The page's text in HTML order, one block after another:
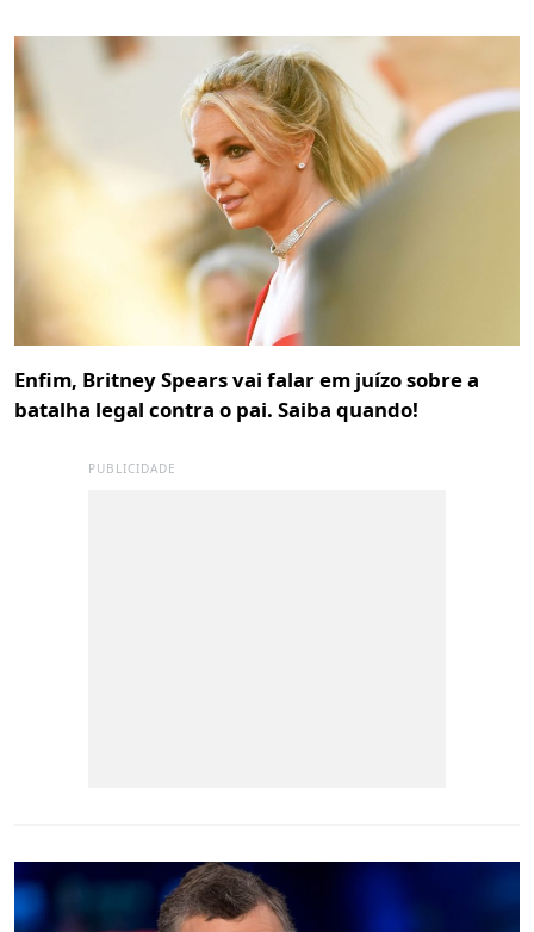
Enfim, Britney Spears vai falar em juízo sobre a
batalha legal contra o pai. Saiba quando!
PUBLICIDADE